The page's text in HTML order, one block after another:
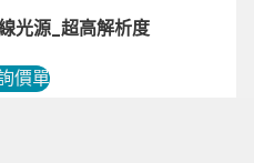
光源_超高解析度
價單